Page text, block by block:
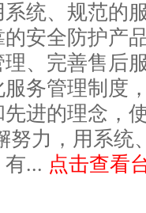
统、规范的
安全防护产
、完善售后
务管理制度
进的理念，
努力，用系统
... 点击查看